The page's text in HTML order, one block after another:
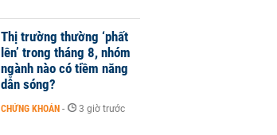
Thị trường thường ‘phất
lên’ trong tháng 8, nhóm
ngành nào có tiềm năng
dẫn sóng?
CHỨNG KHOÁN - 3 giờ trước